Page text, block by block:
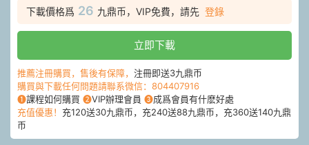
下載價格爲 26 九鼎币，VIP免費，請先 登錄
立即下載
推薦注冊購買，售後有保障， 注冊即送3九鼎币
購買與下載任何問題請聯系微信：804407916
❶課程如何購買 ❷VIP辦理會員 ❸成爲會員有什麽好處
充值優惠！ 充120送30九鼎币，充240送88九鼎币，充360送140九鼎
币